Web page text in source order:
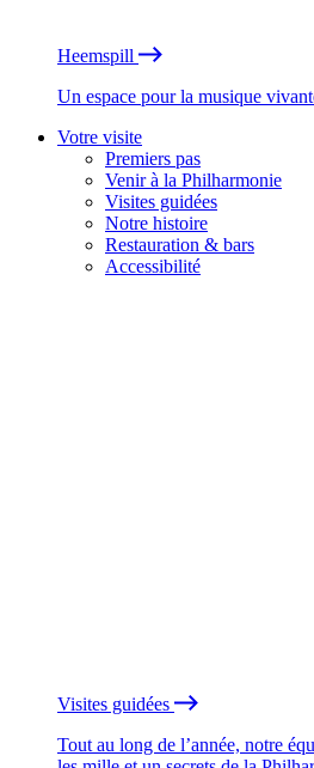
Heemspill
Un espace pour la musique
Votre visite
Premiers pas
Venir à la Philharmonie
Visites guidées
Notre histoire
Restauration & bars
Accessibilité
Visites guidées
Tout au long de l’année, notre